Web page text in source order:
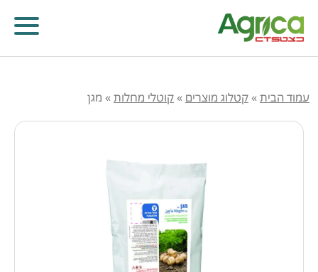
עמוד הבית»קטלוג מוצרים »קוטלי מחלות» מגן